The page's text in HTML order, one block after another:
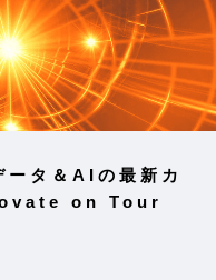
ータ＆AIの最新カ
on Tour